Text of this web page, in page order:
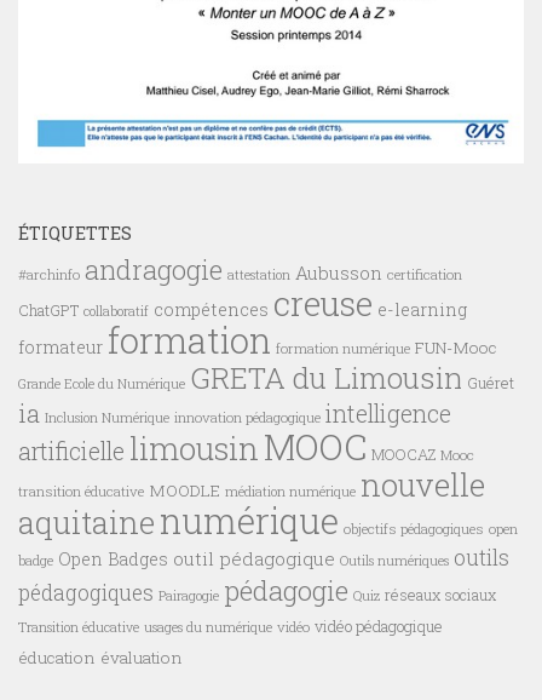
ÉTIQUETTES
#archinfo andragogie attestation Aubusson certification
ChatGPT collaboratif compétences creuse e-learning
formateur formation formation numérique FUN-Mooc
Grande Ecole du Numérique GRETA du Limousin Guéret
ia Inclusion Numérique innovation pédagogique intelligence
artificielle limousinMOOC MOOCAZ Mooc
transition éducative MOODLE médiation numérique nouvelle
aquitainenumérique objectifs pédagogiques open
badge Open Badges outil pédagogique Outils numériques outils
pédagogiques Pairagogie pédagogie Quiz réseaux sociaux
Transition éducative usages du numérique vidéo vidéo pédagogique
éducation évaluation